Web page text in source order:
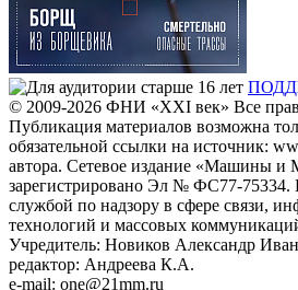
© 2009-2026 ФHИ «XXI век» Все
Публикация материалов возможна
обязательной ссылки на источник:
автора. Сетевое издание «Машины и
зарегистрировано Эл № ФС77-75334.
службой по надзору в сфере связи,
технологий и массовых
Учредитель: Новиков Александр
редактор: Андреева К.А.
e-mail: one@21mm.ru